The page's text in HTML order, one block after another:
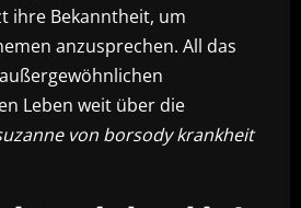
ihre Bekanntheit, um
anzusprechen. All das
Leben weit über die
von borsody krankheit